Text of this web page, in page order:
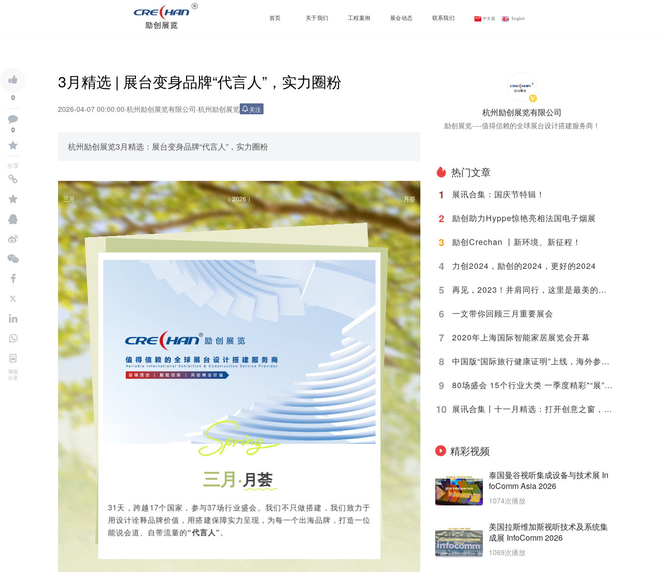
首页 关于我们 工程案例 展会动态 联系我们 中文版 English
0
0
分享
海报
分享
3月精选 | 展台变身品牌“代言人”，实力圈粉
2026-04-07 00:00:00·杭州励创展览有限公司·杭州励创展览 关注
杭州励创展览3月精选：展台变身品牌“代言人”，实力圈粉
三月 （ 2026 ） 月荟
三月·月荟
31天，跨越17个国家，参与37场行业盛会。我们不只做搭建，我们致力于
用设计诠释品牌价值，用搭建保障实力呈现，为每一个出海品牌，打造一位
能说会道、自带流量的“代言人”。
杭州励创展览有限公司
励创展览----值得信赖的全球展台设计搭建服务商！
热门文章
1
展讯合集：国庆节特辑！
2 励创助力Hyppe惊艳亮相法国电子烟展
3 励创Crechan 丨新环境、新征程！
4 力创2024，励创的2024，更好的2024
5 再见，2023！并肩同行，这里是最美的舞台。
6 一文带你回顾三月重要展会
7 2020年上海国际智能家居展览会开幕
8 中国版“国际旅行健康证明”上线，海外参展更便捷
9 80场盛会 15个行业大类 一季度精彩"“展”放！
10 展讯合集丨十一月精选：打开创意之窗，方寸展台融科技之力，展艺术之美
精彩视频
泰国曼谷视听集成设备与技术展 In
foComm Asia 2026
1074次播放
美国拉斯维加斯视听技术及系统集
成展 InfoComm 2026
1069次播放